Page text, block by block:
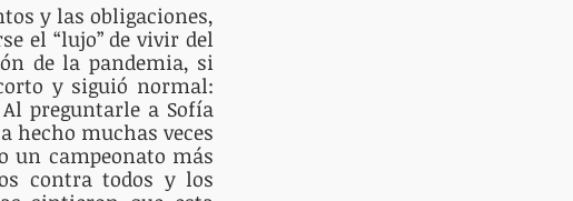
y las obligaciones,
el “lujo” de vivir del
de la pandemia, si
y siguió normal:
preguntarle a Sofía
hecho muchas veces
un campeonato más
contra todos y los